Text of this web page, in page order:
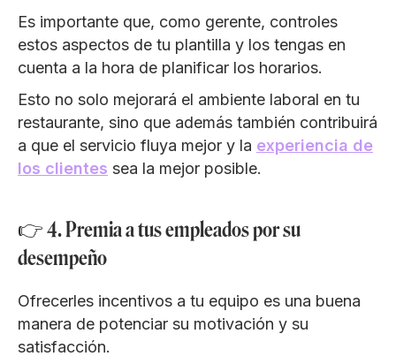
Es importante que, como gerente, controles
estos aspectos de tu plantilla y los tengas en
cuenta a la hora de planificar los horarios.
Esto no solo mejorará el ambiente laboral en tu
restaurante, sino que además también contribuirá
a que el servicio fluya mejor y la experiencia de
los clientes sea la mejor posible.
👉 4. Premia a tus empleados por su
desempeño
Ofrecerles incentivos a tu equipo es una buena
manera de potenciar su motivación y su
satisfacción.